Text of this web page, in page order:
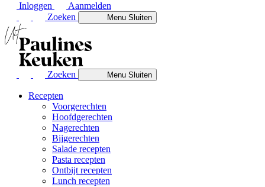
Inloggen
Aanmelden
Zoeken
MenuSluiten
Zoeken MenuSluiten
Recepten
Voorgerechten
Hoofdgerechten
Nagerechten
Bijgerechten
Salade recepten
Pasta recepten
Ontbijt recepten
Lunch recepten